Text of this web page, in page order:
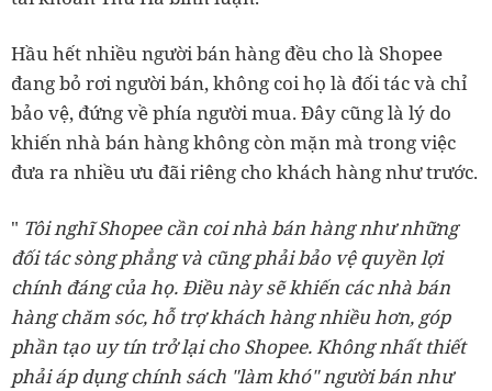
Hầu hết nhiều người bán hàng đều cho là Shopee
đang bỏ rơi người bán, không coi họ là đối tác và chỉ
bảo vệ, đứng về phía người mua. Đây cũng là lý do
khiến nhà bán hàng không còn mặn mà trong việc
đưa ra nhiều ưu đãi riêng cho khách hàng như trước.
" Tôi nghĩ Shopee cần coi nhà bán hàng như những
đối tác sòng phẳng và cũng phải bảo vệ quyền lợi
chính đáng của họ. Điều này sẽ khiến các nhà bán
hàng chăm sóc, hỗ trợ khách hàng nhiều hơn, góp
phần tạo uy tín trở lại cho Shopee. Không nhất thiết
phải áp dụng chính sách "làm khó" người bán như